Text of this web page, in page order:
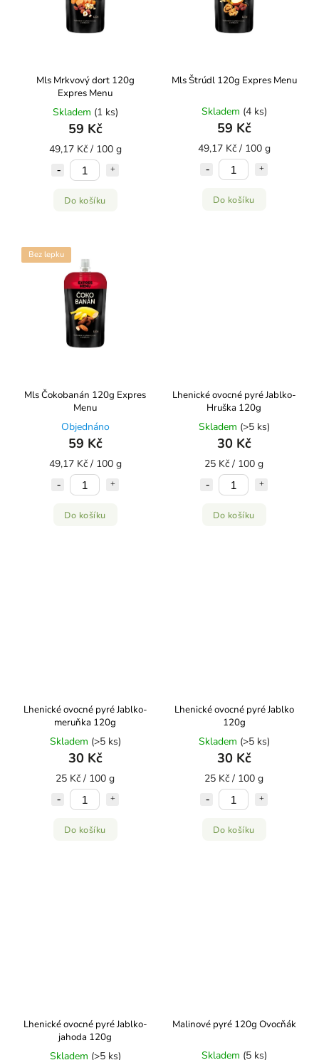
Mls Mrkvový dort 120g
Expres Menu
Skladem (1 ks)
59 Kč
49,17 Kč / 100 g
Do košíku
Mls Štrúdl 120g Expres Menu
Skladem (4 ks)
59 Kč
49,17 Kč / 100 g
Do košíku
Bez lepku
Mls Čokobanán 120g Expres
Menu
Objednáno
59 Kč
49,17 Kč / 100 g
Do košíku
Lhenické ovocné pyré Jablko-
Hruška 120g
Skladem (>5 ks)
30 Kč
25 Kč / 100 g
Do košíku
Lhenické ovocné pyré Jablko-
meruňka 120g
Skladem (>5 ks)
30 Kč
25 Kč / 100 g
Do košíku
Lhenické ovocné pyré Jablko
120g
Skladem (>5 ks)
30 Kč
25 Kč / 100 g
Do košíku
Lhenické ovocné pyré Jablko-
jahoda 120g
Skladem (>5 ks)
Malinové pyré 120g Ovocňák
Skladem (5 ks)